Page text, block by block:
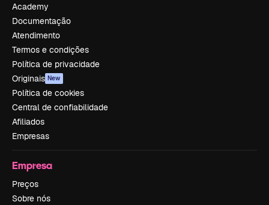
Academy
Documentação
Atendimento
Termos e condições
Política de privacidade
Originais New
Política de cookies
Central de confiabilidade
Afiliados
Empresas
Empresa
Preços
Sobre nós